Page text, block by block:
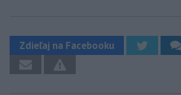
Zdieľaj na Facebooku